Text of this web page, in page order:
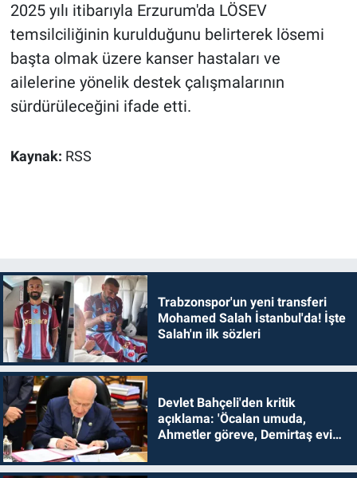
2025 yılı itibarıyla Erzurum'da LÖSEV
temsilciliğinin kurulduğunu belirterek lösemi
başta olmak üzere kanser hastaları ve
ailelerine yönelik destek çalışmalarının
sürdürüleceğini ifade etti.
Kaynak: RSS
Trabzonspor'un yeni transferi
Mohamed Salah İstanbul'da! İşte
Salah'ın ilk sözleri
Devlet Bahçeli'den kritik
açıklama: 'Öcalan umuda,
Ahmetler göreve, Demirtaş evine